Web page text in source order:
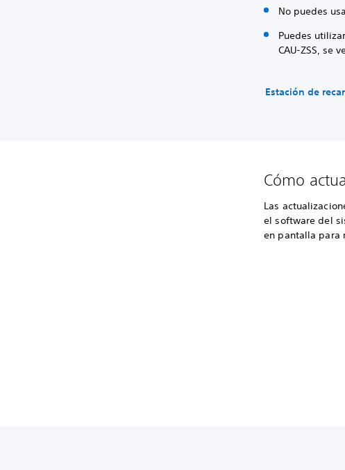
No puedes
Puedes
CAU-ZSS, se
Estación de
Cómo
Las
el software del
en pantalla para